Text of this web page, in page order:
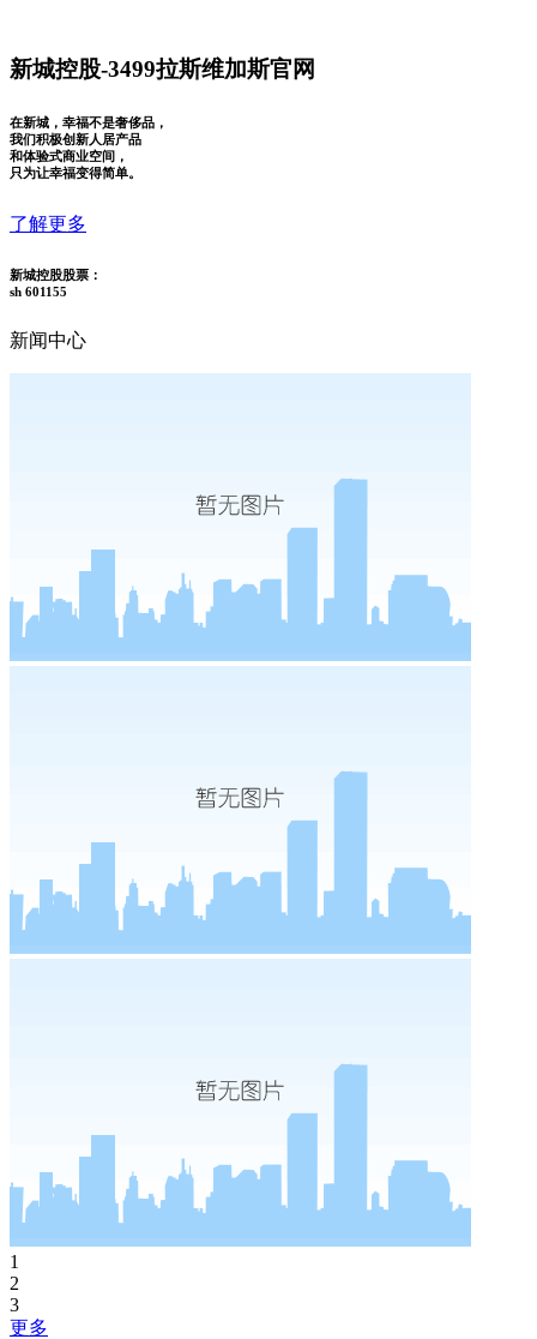
新城控股-3499拉斯维加斯官网
在新城，幸福不是奢侈品，
我们积极创新人居产品
和体验式商业空间，
只为让幸福变得简单。
了解更多
新城控股股票：
sh 601155
新闻中心
1
2
3
更多